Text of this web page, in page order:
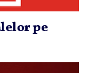
pe